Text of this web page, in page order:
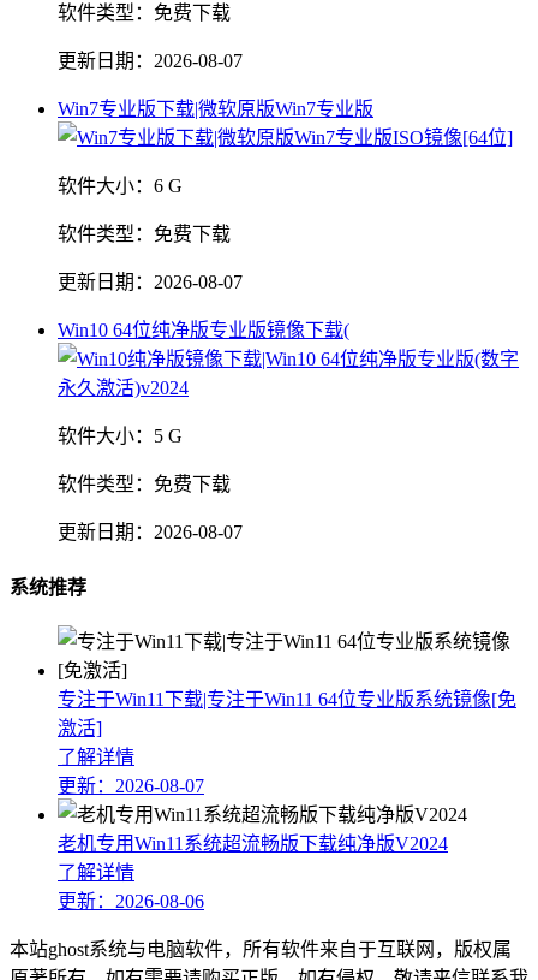
软件类型： 免费下载
更新日期： 2026-08-07
Win7专业版下载|微软原版Win7专业版
软件大小： 6 G
软件类型： 免费下载
更新日期： 2026-08-07
Win10 64位纯净版专业版镜像下载(
软件大小： 5 G
软件类型： 免费下载
更新日期： 2026-08-07
系统推荐
专注于Win11下载|专注于Win11 64位专业版系统镜像[免
激活]
了解详情
更新：2026-08-07
老机专用Win11系统超流畅版下载纯净版V2024
了解详情
更新：2026-08-06
本站ghost系统与电脑软件，所有软件来自于互联网，版权属